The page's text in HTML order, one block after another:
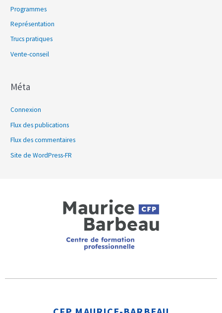
Programmes
Représentation
Trucs pratiques
Vente-conseil
Méta
Connexion
Flux des publications
Flux des commentaires
Site de WordPress-FR